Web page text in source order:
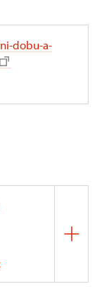
dobu-a-